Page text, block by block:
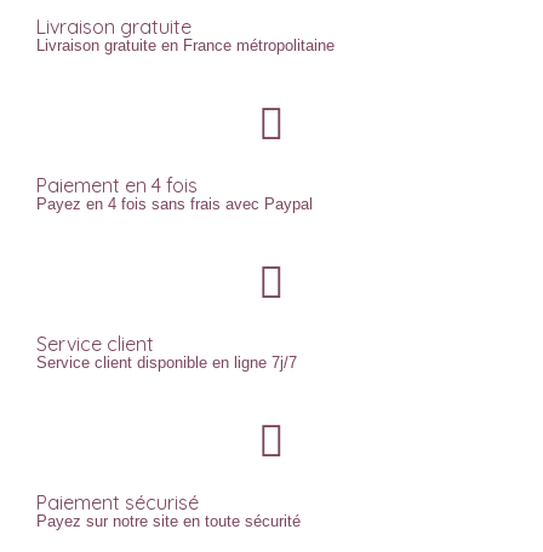
Livraison gratuite
Livraison gratuite en France métropolitaine
Paiement en 4 fois
Payez en 4 fois sans frais avec Paypal
Service client
Service client disponible en ligne 7j/7
Paiement sécurisé
Payez sur notre site en toute sécurité